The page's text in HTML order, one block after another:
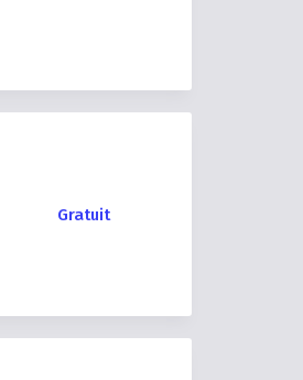
Gratuit